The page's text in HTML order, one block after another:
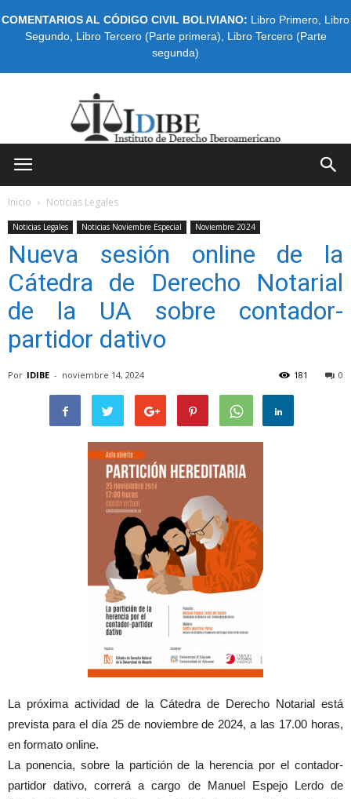
COMENTARIOS AL CÓDIGO CIVIL BOLIVIANO: Libro Primero Libro
Segundo, Libro Tercero (Parte primera)
Libro Tercero (Parte
segunda)
Inicio Noticias Legales
Noticias Legales Noticias Noviembre Especial Noviembre 2024
Nueva sesión online de la
Cátedra de Derecho Notarial
de la UA sobre contador-
partidor dativo
Por IDIBE - noviembre 14, 2024 0
181
La próxima actividad de la Cátedra de Derecho Notarial está
prevista para el día 25 de noviembre de 2024, a las 17.00 horas,
en formato online.
La ponencia, sobre la partición de la herencia por el contador-
partidor dativo, correrá a cargo de Manuel Espejo Lerdo de